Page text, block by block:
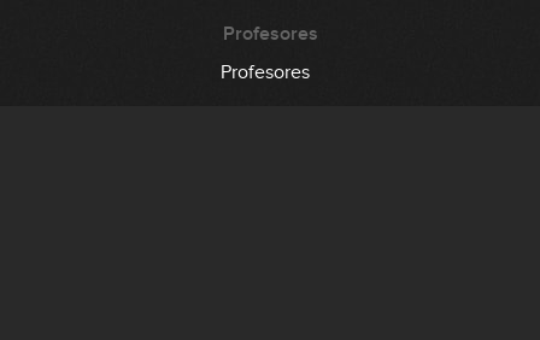
Profesores
Profesores